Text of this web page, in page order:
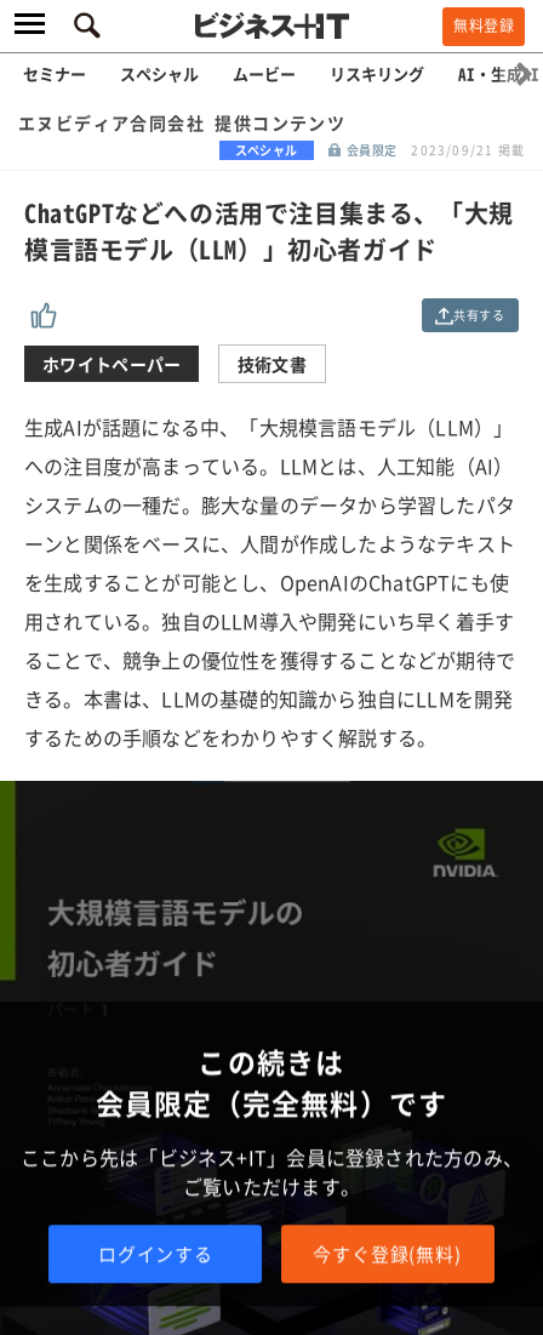
無料登録
セミナー スペシャル ムービー リスキリング AI・生成AI
エヌビディア合同会社 提供コンテンツ
スペシャル 会員限定 2023/09/21 掲載
ChatGPTなどへの活用で注目集まる、「大規
模言語モデル（LLM）」初心者ガイド
共有する
ホワイトペーパー 技術文書
生成AIが話題になる中、「大規模言語モデル（LLM）」
への注目度が高まっている。LLMとは、人工知能（AI）
システムの一種だ。膨大な量のデータから学習したパタ
ーンと関係をベースに、人間が作成したようなテキスト
を生成することが可能とし、OpenAIのChatGPTにも使
用されている。独自のLLM導入や開発にいち早く着手す
ることで、競争上の優位性を獲得することなどが期待で
きる。本書は、LLMの基礎的知識から独自にLLMを開発
するための手順などをわかりやすく解説する。
この続きは
会員限定（完全無料）です
ここから先は「ビジネス+IT」会員に登録された方のみ、
ご覧いただけます。
ログインする 今すぐ登録(無料)